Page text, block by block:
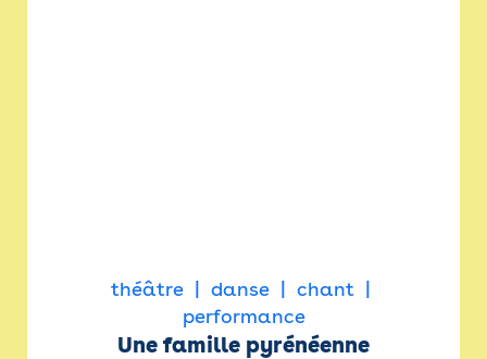
théâtre danse
chant
performance
Une famille pyrénéenne